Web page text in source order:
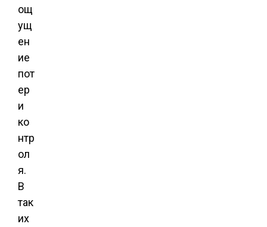
ощ
ущ
ен
ие
пот
ер
и
ко
нтр
ол
я.
В
так
их